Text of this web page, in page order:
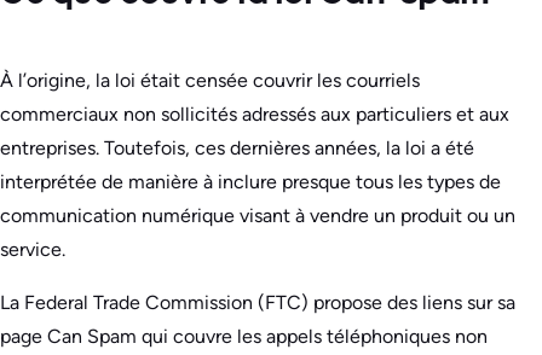
À l’origine, la loi était censée couvrir les courriels
commerciaux non sollicités adressés aux particuliers et aux
entreprises. Toutefois, ces dernières années, la loi a été
interprétée de manière à inclure presque tous les types de
communication numérique visant à vendre un produit ou un
service.
La Federal Trade Commission (FTC) propose des liens sur sa
page Can Spam qui couvre les appels téléphoniques non